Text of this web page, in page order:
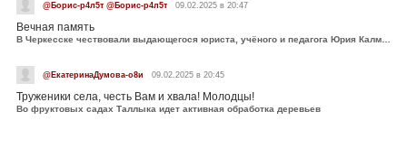
@Борис-р4л5т @Борис-р4л5т 09.02.2025 в 20:47
Вечная память
В Черкесске чествовали выдающегося юриста, учёного и педагога Юрия Калмыкова
@ЕкатеринаДумова-о8и 09.02.2025 в 20:45
Труженики села, честь Вам и хвала! Молодцы!
Во фруктовых садах Таллыка идет активная обработка деревьев